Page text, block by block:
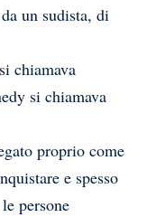
un sudista, di
chiamava
si chiamava
proprio come
e spesso
persone